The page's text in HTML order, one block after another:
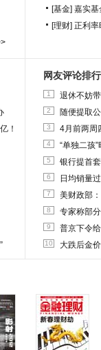
[基金] 嘉实基
[理财] 正利率
！
网友评论排行
1 退休不妨
2 随便提取
3 4月前两周
4 “单独二孩
5 银行提首
6 日均销量
7 美财政部
8 专家称部
9 普京下令
10 大跌后金